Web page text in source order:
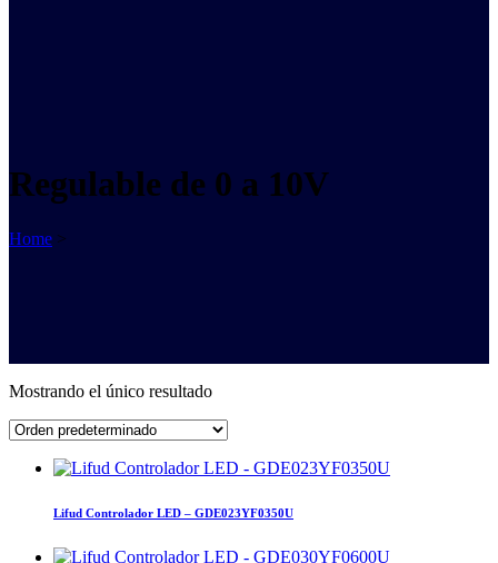
Regulable de 0 a 10V
Home >
Mostrando el único resultado
Lifud Controlador LED – GDE023YF0350U